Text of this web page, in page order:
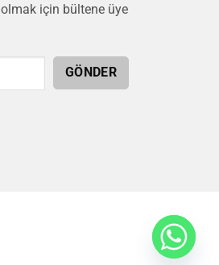
için bültene üye
GÖNDER